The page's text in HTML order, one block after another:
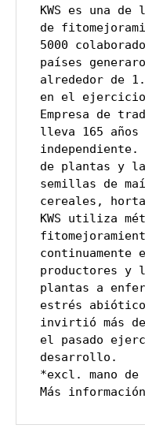
KWS es una
de
5000
países
alrededor de
en el
Empresa de
lleva 165 años
de plantas y
semillas de
cereales,
KWS utiliza
productores y
plantas a
estrés
invirtió más
el pasado
desarrollo.
*excl. mano
Más